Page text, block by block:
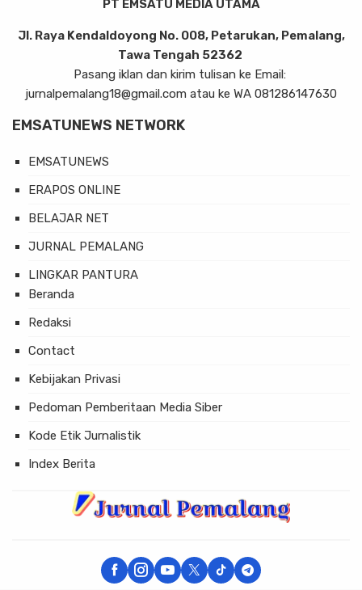
PT EMSATU MEDIA UTAMA
Jl. Raya Kendaldoyong No. 008, Petarukan, Pemalang,
Tawa Tengah 52362
Pasang iklan dan kirim tulisan ke Email:
jurnalpemalang18@gmail.com atau ke WA 081286147630
EMSATUNEWS NETWORK
EMSATUNEWS
ERAPOS ONLINE
BELAJAR NET
JURNAL PEMALANG
LINGKAR PANTURA
Beranda
Redaksi
Contact
Kebijakan Privasi
Pedoman Pemberitaan Media Siber
Kode Etik Jurnalistik
Index Berita